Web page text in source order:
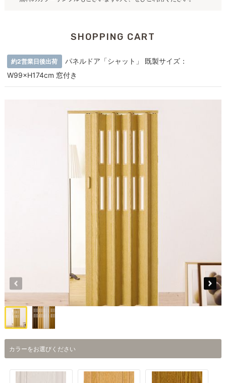
SHOPPING CART
約2営業日後出荷
パネルドア「シャット」 既製サイズ：
W99×H174cm 窓付き
カラーをお選びください